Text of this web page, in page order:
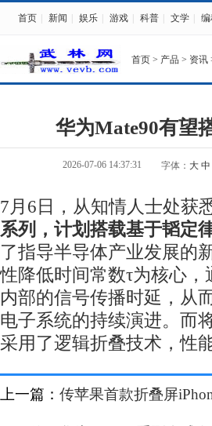
首页 新闻 娱乐 游戏 科普 文学 编
首页 > 产品 > 资讯
华为Mate90有望
2026-07-06 14:37:31 字体： 大 中
7月6日，从知情人士处获
系列，计划搭载基于韬定
了指导半导体产业发展
性降低时间常数τ为核心
内部的信号传播时延，从
电子系统的持续演进。而
采用了逻辑折叠技术，性
上一篇： 传苹果首款折叠屏